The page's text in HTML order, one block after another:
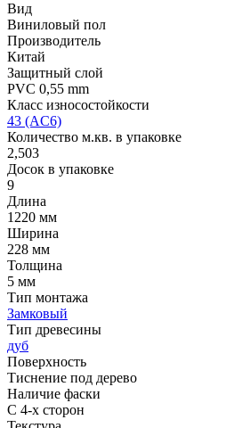
Вид
Виниловый пол
Производитель
Китай
Защитный слой
PVC 0,55 mm
Класс износостойкости
43 (AC6)
Количество м.кв. в упаковке
2,503
Досок в упаковке
9
Длина
1220 мм
Ширина
228 мм
Толщина
5 мм
Тип монтажа
Замковый
Тип древесины
дуб
Поверхность
Тиснение под дерево
Наличие фаски
С 4-х сторон